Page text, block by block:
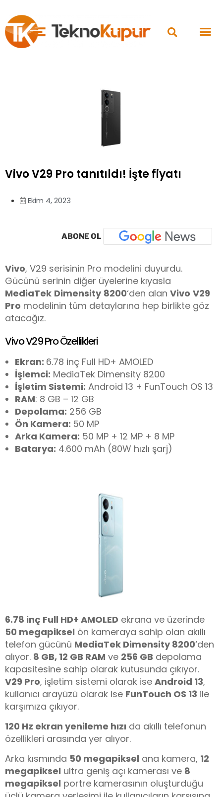
Vivo V29 Pro tanıtıldı! İşte fiyatı
Ekim 4, 2023
ABONE OL
Vivo, V29 serisinin Pro modelini duyurdu.
Gücünü serinin diğer üyelerine kıyasla
MediaTek Dimensity 8200‘den alan Vivo V29
Pro modelinin tüm detaylarına hep birlikte göz
atacağız.
Vivo V29 Pro Özellikleri
Ekran: 6.78 inç Full HD+ AMOLED
İşlemci: MediaTek Dimensity 8200
İşletim Sistemi: Android 13 + FunTouch OS 13
RAM: 8 GB – 12 GB
Depolama: 256 GB
Ön Kamera: 50 MP
Arka Kamera: 50 MP + 12 MP + 8 MP
Batarya: 4.600 mAh (80W hızlı şarj)
6.78 inç Full HD+ AMOLED ekrana ve üzerinde
50 megapiksel ön kameraya sahip olan akıllı
telefon gücünü MediaTek Dimensity 8200‘den
alıyor. 8 GB, 12 GB RAM ve 256 GB depolama
kapasitesine sahip olarak kutusunda çıkıyor.
V29 Pro, işletim sistemi olarak ise Android 13,
kullanıcı arayüzü olarak ise FunTouch OS 13 ile
karşımıza çıkıyor.
120 Hz ekran yenileme hızı da akıllı telefonun
özellikleri arasında yer alıyor.
Arka kısmında 50 megapiksel ana kamera, 12
megapiksel ultra geniş açı kamerası ve 8
megapiksel portre kamerasının oluşturduğu